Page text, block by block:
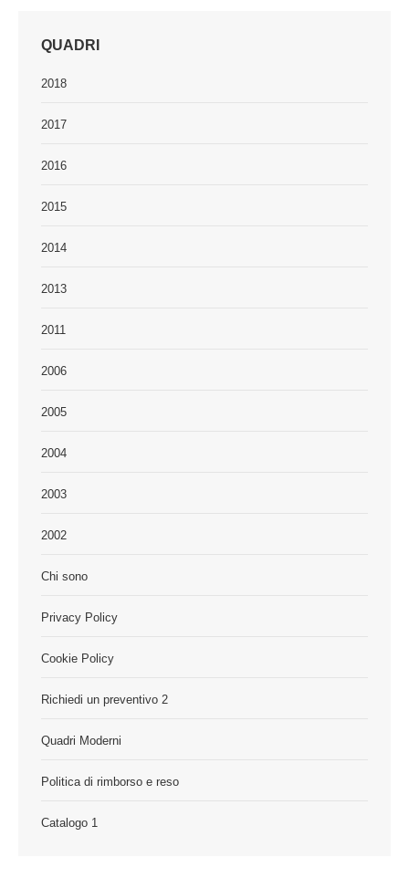
QUADRI
2018
2017
2016
2015
2014
2013
2011
2006
2005
2004
2003
2002
Chi sono
Privacy Policy
Cookie Policy
Richiedi un preventivo 2
Quadri Moderni
Politica di rimborso e reso
Catalogo 1